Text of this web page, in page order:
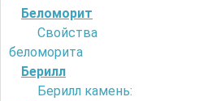
Беломорит
Свойства
беломорита
Берилл
Берилл камень: